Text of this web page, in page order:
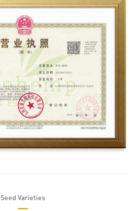
Seed Varieties